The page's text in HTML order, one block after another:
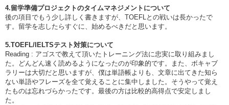
4.留学準備プロジェクトのタイムマネジメントについて
後の項目でもう少し詳しく書きますが、TOEFLとの戦いは長かったで
す。留学を志したらすぐに、始めるべきだと思います。
5.TOEFL/IELTSテスト対策について
Reading : アゴスで教えて頂いたトレーニング法に忠実に取り組みまし
た。どんどん速く読めるようになったのが印象的です。また、ボキャブ
ラリーは大切だと思いますが、僕は単語帳よりも、文章に出てきた知ら
ない単語やフレーズを全て覚えることに集中しました。そうやって覚え
たものは忘れづらかったです。最後の方は比較的高得点で安定しまし
た。